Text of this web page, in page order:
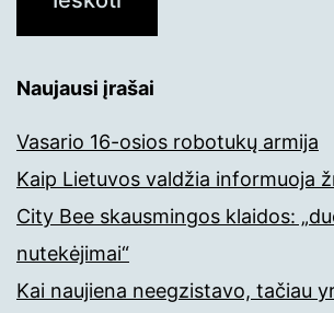
Naujausi įrašai
Vasario 16-osios robotukų armija
Kaip Lietuvos valdžia informuoja
City Bee skausmingos klaidos:
nutekėjimai“
Kai naujiena neegzistavo, tačiau